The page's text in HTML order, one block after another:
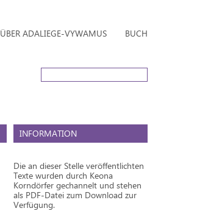
ÜBER ADALIEGE-VYWAMUS BUCH
INFORMATION
Die an dieser Stelle veröffentlichten
Texte wurden durch Keona
Korndörfer gechannelt und stehen
als PDF-Datei zum Download zur
Verfügung.